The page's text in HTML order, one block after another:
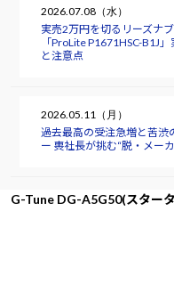
2026.07.08（水）
実売2万円を切るリーズナ
「ProLite P1671HSC-B1J
と注意点
2026.05.11（月）
過去最高の受注急増と苦渋
ー 軣社長が挑む“脱・メー
G-Tune DG-A5G50(スター